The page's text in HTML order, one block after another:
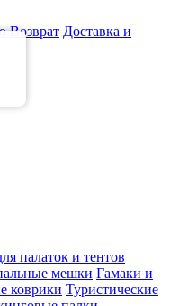
Возврат Доставка и
палаток и тентов
мешки Гамаки и
коврики Туристические